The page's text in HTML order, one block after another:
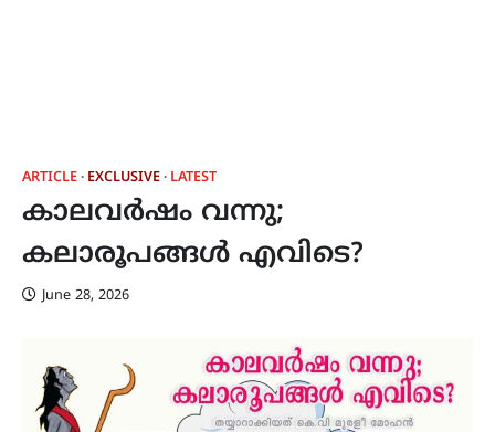
ARTICLE EXCLUSIVE LATEST
കാലവർഷം വന്നു;
കലാരൂപങ്ങൾ എവിടെ?
June 28, 2026